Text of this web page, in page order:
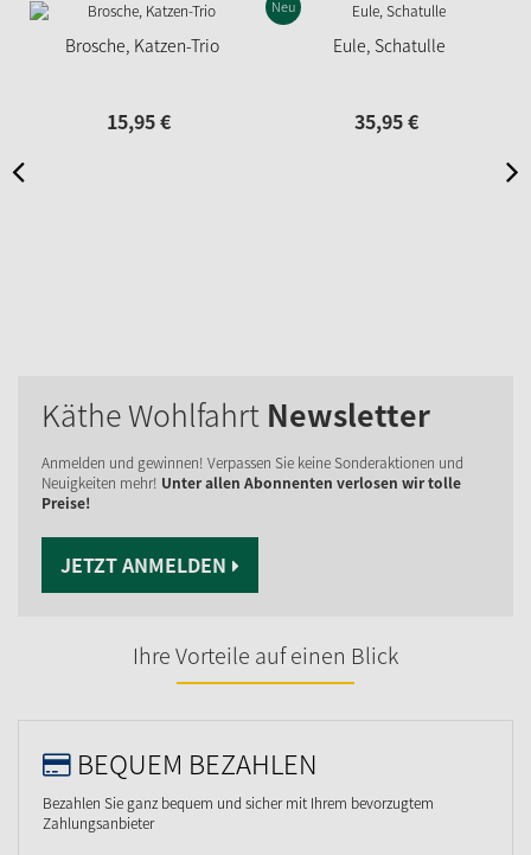
Brosche, Katzen-Trio
15,95€
Eule, Schatulle
Neu
35,95€
Käthe Wohlfahrt Newsletter
Anmelden und gewinnen! Verpassen Sie keine Sonderaktionen und
Neuigkeiten mehr! Unter allen Abonnenten verlosen wir tolle
Preise!
JETZT ANMELDEN
Ihre Vorteile auf einen Blick
BEQUEM BEZAHLEN
Bezahlen Sie ganz bequem und sicher mit Ihrem bevorzugtem
Zahlungsanbieter